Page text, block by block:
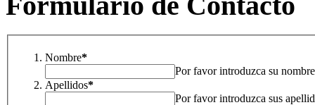
Nombre*
Por favor introduzca su nombre
Apellidos*
Por favor introduzca sus